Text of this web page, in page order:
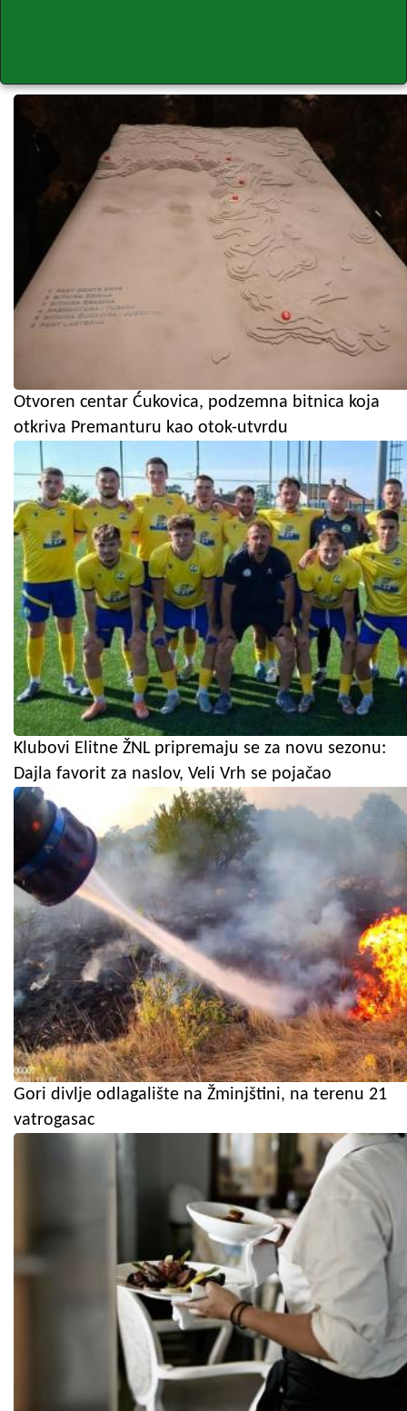
Otvoren centar Ćukovica, podzemna bitnica koja
otkriva Premanturu kao otok-utvrdu
Klubovi Elitne ŽNL pripremaju se za novu sezonu:
Dajla favorit za naslov, Veli Vrh se pojačao
Gori divlje odlagalište na Žminjštini, na terenu 21
vatrogasac